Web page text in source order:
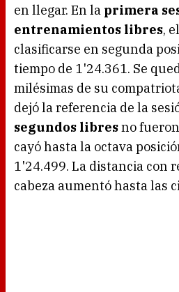
en llegar. En la primera
entrenamientos libres,
clasificarse en segunda
tiempo de 1'24.361. Se
milésimas de su
dejó la referencia de la
segundos libresno
cayó hasta la octava
1'24.499. La distancia con
cabeza aumentó hasta las